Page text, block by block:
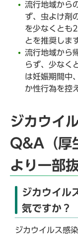
流行地域から
ず、虫よけ剤
を少なくとも
とを推奨しま
流行地域から
らず、少なく
は妊娠期間中
か性行為を控
ジカウイ
Q&A（厚
より一部抜
ジカウイル
気ですか？
ジカウイルス感